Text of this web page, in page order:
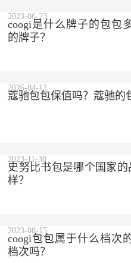
coogi是什么牌子的包包
的牌子？
2023-06-23
蔻驰包包保值吗？蔻驰的
2026-04-13
史努比书包是哪个国家
样？
2023-11-30
coogi包包属于什么档次
档次吗？
2023-08-15